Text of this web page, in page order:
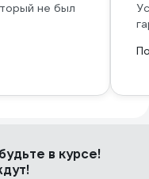
не был
в курсе!